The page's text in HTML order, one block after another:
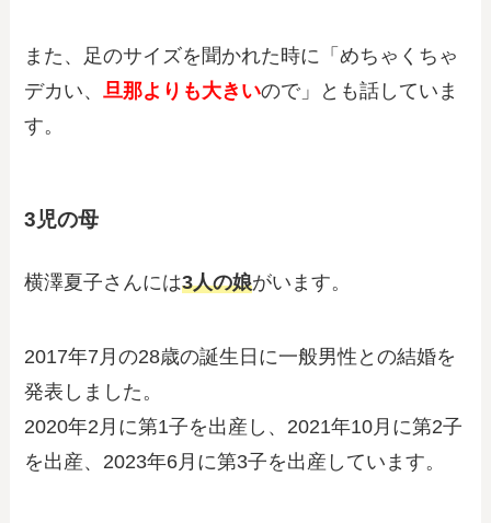
また、足のサイズを聞かれた時に「めちゃくちゃ
デカい、旦那よりも大きいので」とも話していま
す。
3児の母
横澤夏子さんには3人の娘がいます。
2017年7月の28歳の誕生日に一般男性との結婚を
発表しました。
2020年2月に第1子を出産し、2021年10月に第2子
を出産、2023年6月に第3子を出産しています。